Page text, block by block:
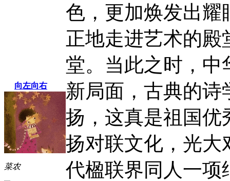
向左向右
菜农
色，更加焕发出耀
正地走进艺术的
堂。当此之时，中
新局面，古典的
扬，这真是祖国优
扬对联文化，光大
代楹联界同人一项